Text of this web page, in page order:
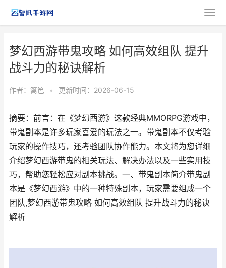
梦幻西游带鬼攻略 如何高效组队 提升
战斗力的秘诀解析
作者： 篱笆 • 更新时间：2026-06-15
摘要：前言：在《梦幻西游》这款经典MMORPG游戏中，
带鬼副本是许多玩家喜爱的玩法之一。带鬼副本不仅考验
玩家的操作技巧，还考验团队协作能力。本文将为您详细
介绍梦幻西游带鬼的相关玩法、解决办法以及一些实用技
巧，帮助您轻松应对副本挑战。一、带鬼副本简介带鬼副
本是《梦幻西游》中的一种特殊副本，玩家需要组成一个
团队,梦幻西游带鬼攻略 如何高效组队 提升战斗力的秘诀
解析